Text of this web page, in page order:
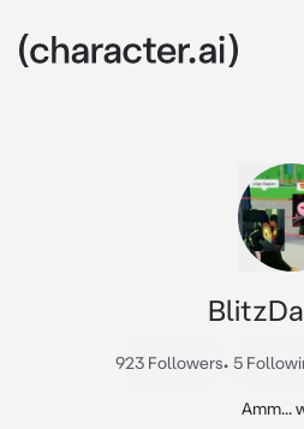
923 Followers• 5
Amm...